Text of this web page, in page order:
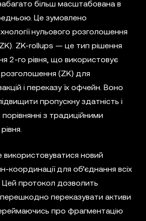
більш масштабована в
Це зумовлено
нульового розголошення
ZK-rollups — це тип рішення
2-го рівня, що використовує
(ZK) для
і переказу їх офчейн. Воно
пропускну здатність і
з традиційними
новий
координації для об’єднання всіх
Цей протокол дозволить
переказувати активи
про фрагментацію